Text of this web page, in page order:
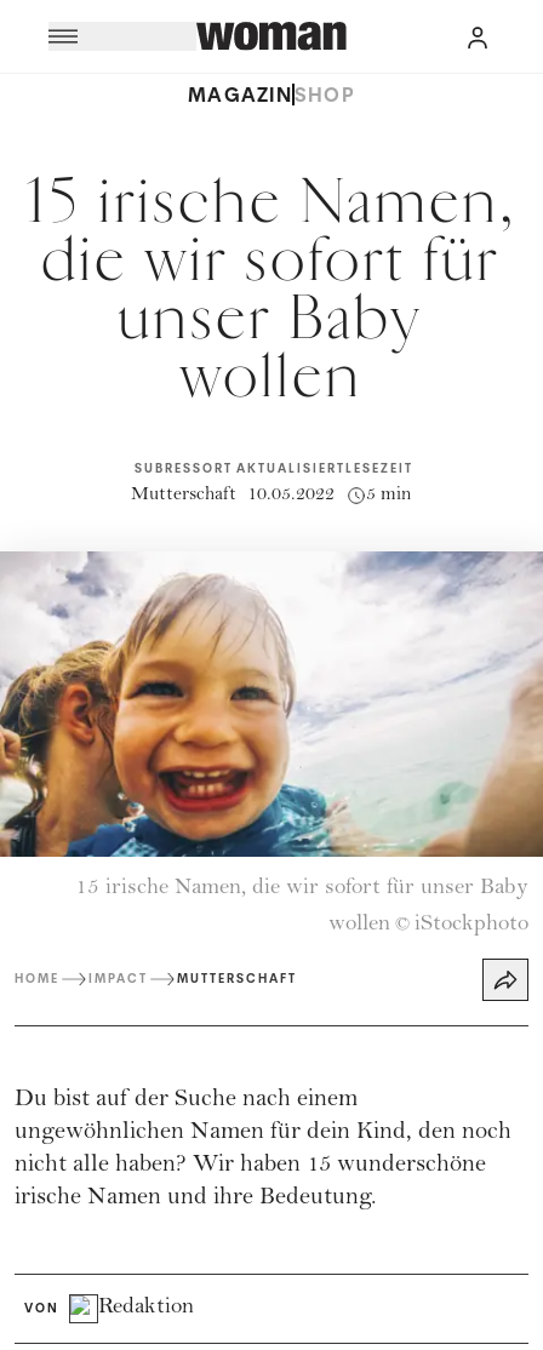
MAGAZINSHOP
15 irische Namen,
die wir sofort für
unser Baby
wollen
SUBRESSORT
Mutterschaft
AKTUALISIERT
10.05.2022
LESEZEIT
5 min
15 irische Namen, die wir sofort für unser Baby
wollen © iStockphoto
HOME IMPACT MUTTERSCHAFT
Du bist auf der Suche nach einem
ungewöhnlichen Namen für dein Kind, den noch
nicht alle haben? Wir haben 15 wunderschöne
irische Namen und ihre Bedeutung.
VON Redaktion